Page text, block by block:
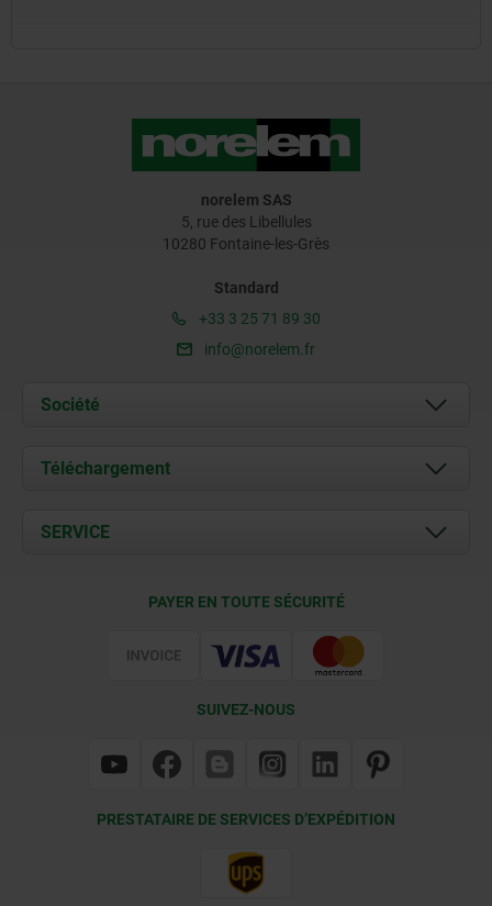
norelem SAS
5, rue des Libellules
10280 Fontaine-les-Grès
Standard
+33 3 25 71 89 30
info@norelem.fr
Société
À propos de nous
Contact
Téléchargement
Documents
SERVICE
PAYER EN TOUTE SÉCURITÉ
SUIVEZ-NOUS
PRESTATAIRE DE SERVICES D’EXPÉDITION